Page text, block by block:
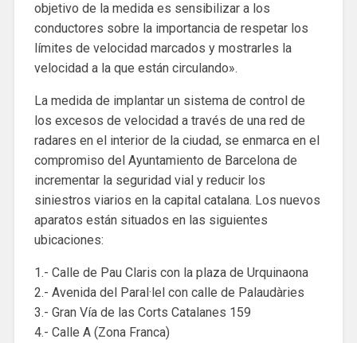
objetivo de la medida es sensibilizar a los
conductores sobre la importancia de respetar los
límites de velocidad marcados y mostrarles la
velocidad a la que están circulando».
La medida de implantar un sistema de control de
los excesos de velocidad a través de una red de
radares en el interior de la ciudad, se enmarca en el
compromiso del Ayuntamiento de Barcelona de
incrementar la seguridad vial y reducir los
siniestros viarios en la capital catalana. Los nuevos
aparatos están situados en las siguientes
ubicaciones:
1.- Calle de Pau Claris con la plaza de Urquinaona
2.- Avenida del Paral·lel con calle de Palaudàries
3.- Gran Vía de las Corts Catalanes 159
4.- Calle A (Zona Franca)